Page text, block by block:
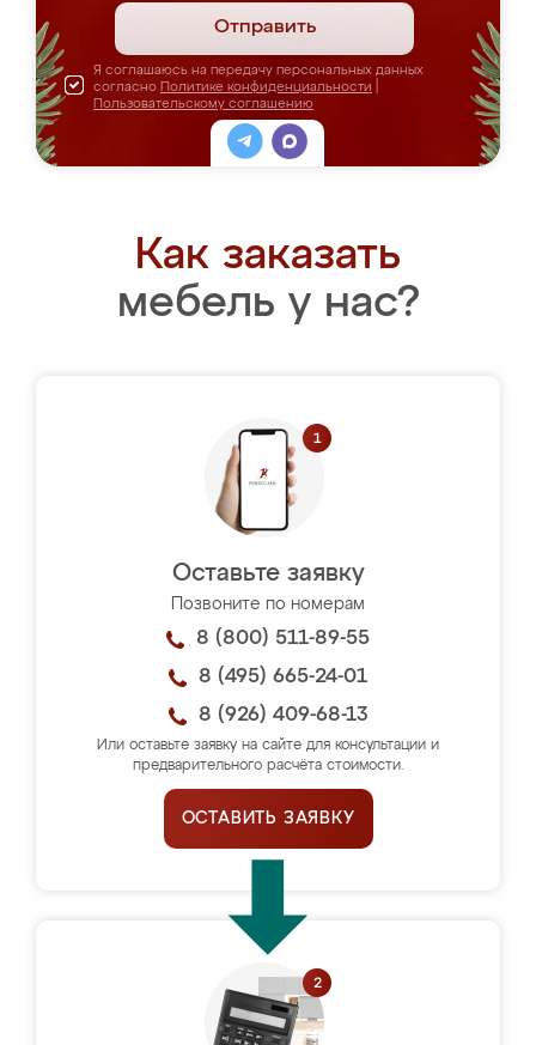
Отправить
Я соглашаюсь на передачу персональных данных
согласно Политике конфиденциальности
Пользовательскому соглашению
Как заказать
мебель у нас?
Оставьте заявку
Позвоните по номерам
8 (800) 511-89-55
8 (495) 665-24-01
8 (926) 409-68-13
Или оставьте заявку на сайте для консультации и
предварительного расчёта стоимости.
ОСТАВИТЬ ЗАЯВКУ